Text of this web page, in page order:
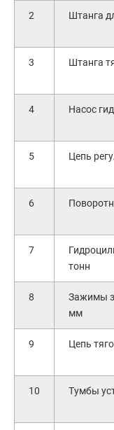
2 Штанга
3 Штанга
4 Насос
5 Цепь
6
7
тонн
8
Зажимы
мм
9 Цепь
10 Тумбы